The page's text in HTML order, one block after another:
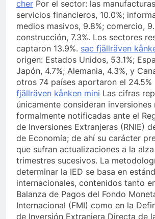
cher Por el sector: las
servicios financieros, 10.0%;
medios masivos, 9.8%; comercio,
construcción, 7.3%. Los sectores
captaron 13.9%. sac fjällräven
origen: Estados Unidos, 53.1%;
Japón, 4.7%; Alemania, 4.3%, y
otros 74 países aportaron el 24.5%
fjällräven kånken mini Las cifras
únicamente consideran inversiones
formalmente notificadas ante el
de Inversiones Extranjeras (RNIE)
de Economía; de ahí su carácter
que sufran actualizaciones a la
trimestres sucesivos. La
determinar la IED se basa en
internacionales, contenidos tanto
Balanza de Pagos del Fondo
Internacional (FMI) como en la
de Inversión Extranjera Directa de